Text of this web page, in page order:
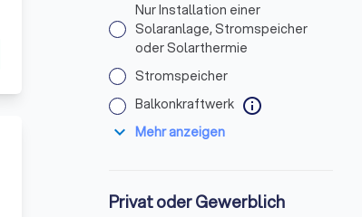
Nur Installation einer
Solaranlage, Stromspeicher
oder Solarthermie
Stromspeicher
Balkonkraftwerk info
expand_more Mehr anzeigen
Privat oder Gewerblich